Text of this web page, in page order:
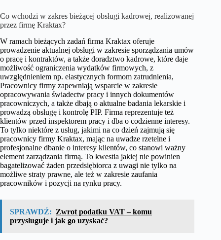
Co wchodzi w zakres bieżącej obsługi kadrowej, realizowanej
przez firmę Kraktax?
W ramach bieżących zadań firma Kraktax oferuje
prowadzenie aktualnej obsługi w zakresie sporządzania umów
o pracę i kontraktów, a także doradztwo kadrowe, które daje
możliwość ograniczenia wydatków firmowych, z
uwzględnieniem np. elastycznych formom zatrudnienia,
Pracownicy firmy zapewniają wsparcie w zakresie
opracowywania świadectw pracy i innych dokumentów
pracowniczych, a także dbają o aktualne badania lekarskie i
prowadzą obsługę i kontrolę PIP. Firma reprezentuje też
klientów przed inspektorem pracy i dba o codzienne interesy.
To tylko niektóre z usług, jakimi na co dzień zajmują się
pracownicy firmy Kraktax, mając na uwadze rzetelne i
profesjonalne dbanie o interesy klientów, co stanowi ważny
element zarządzania firmą. To kwestia jakiej nie powinien
bagatelizować żaden przedsiębiorca z uwagi nie tylko na
możliwe straty prawne, ale też w zakresie zaufania
pracowników i pozycji na rynku pracy.
SPRAWDŹ: Zwrot podatku VAT – komu
przysługuje i jak go uzyskać?